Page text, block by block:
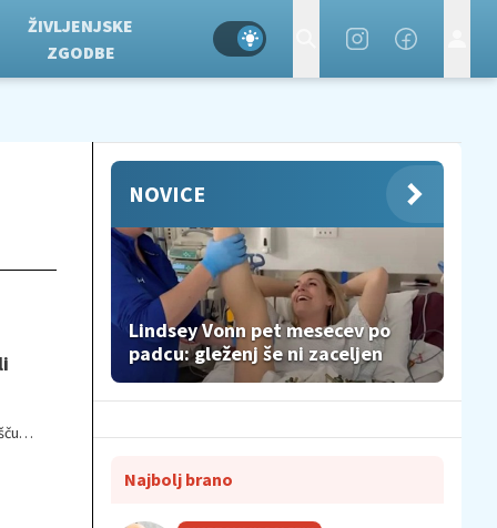
ŽIVLJENJSKE
ZGODBE
NOVICE
Lindsey Vonn pet mesecev po
padcu: gleženj še ni zaceljen
Najbolj brano